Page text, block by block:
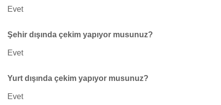
Evet
Şehir dışında çekim yapıyor musunuz?
Evet
Yurt dışında çekim yapıyor musunuz?
Evet